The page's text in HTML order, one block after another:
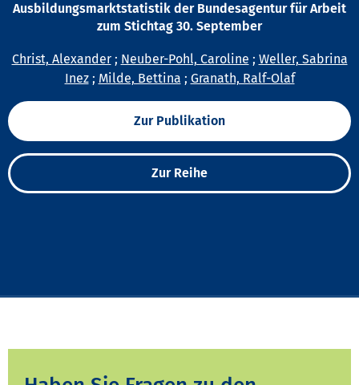
Ausbildungsmarktstatistik der Bundesagentur für Arbeit
zum Stichtag 30. September
Christ, Alexander; Neuber-Pohl, Caroline ; Weller, Sabrina
Inez; Milde, Bettina ; Granath, Ralf-Olaf
Zur Publikation
Zur Reihe